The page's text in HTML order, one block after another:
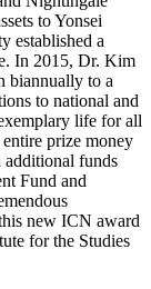
to Yonsei
established a
In 2015, Dr. Kim
biannually to a
to national and
life for all
prize money
funds
Fund and
new ICN award
for the Studies